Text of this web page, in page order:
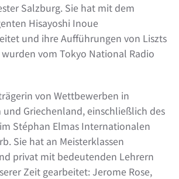
Salzburg. Sie hat mit dem
Hisayoshi Inoue
und ihre Aufführungen von Liszts
vom Tokyo National Radio
von Wettbewerben in
Griechenland, einschließlich des
Stéphan Elmas Internationalen
Sie hat an Meisterklassen
privat mit bedeutenden Lehrern
Zeit gearbeitet: Jerome Rose,